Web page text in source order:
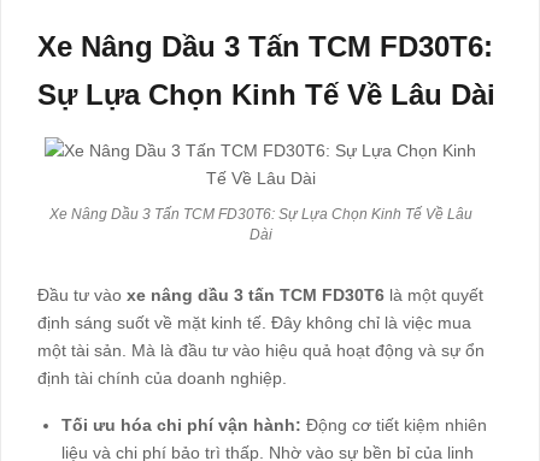
Xe Nâng Dầu 3 Tấn TCM FD30T6:
Sự Lựa Chọn Kinh Tế Về Lâu Dài
Xe Nâng Dầu 3 Tấn TCM FD30T6: Sự Lựa Chọn Kinh Tế Về Lâu
Dài
Đầu tư vào xe nâng dầu 3 tấn TCM FD30T6 là một quyết
định sáng suốt về mặt kinh tế. Đây không chỉ là việc mua
một tài sản. Mà là đầu tư vào hiệu quả hoạt động và sự ổn
định tài chính của doanh nghiệp.
Tối ưu hóa chi phí vận hành: Động cơ tiết kiệm nhiên
liệu và chi phí bảo trì thấp. Nhờ vào sự bền bỉ của linh